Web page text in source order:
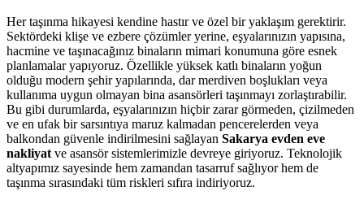
Her taşınma hikayesi kendine hastır ve özel bir yaklaşım gerektirir.
Sektördeki klişe ve ezbere çözümler yerine, eşyalarınızın yapısına,
hacmine ve taşınacağınız binaların mimari konumuna göre esnek
planlamalar yapıyoruz. Özellikle yüksek katlı binaların yoğun
olduğu modern şehir yapılarında, dar merdiven boşlukları veya
kullanıma uygun olmayan bina asansörleri taşınmayı zorlaştırabilir.
Bu gibi durumlarda, eşyalarınızın hiçbir zarar görmeden, çizilmeden
ve en ufak bir sarsıntıya maruz kalmadan pencerelerden veya
balkondan güvenle indirilmesini sağlayan Sakarya evden eve
nakliyat ve asansör sistemlerimizle devreye giriyoruz. Teknolojik
altyapımız sayesinde hem zamandan tasarruf sağlıyor hem de
taşınma sırasındaki tüm riskleri sıfıra indiriyoruz.